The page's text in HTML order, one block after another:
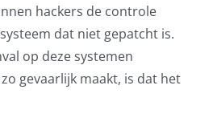
hackers de controle
dat niet gepatcht is.
op deze systemen
gevaarlijk maakt, is dat het